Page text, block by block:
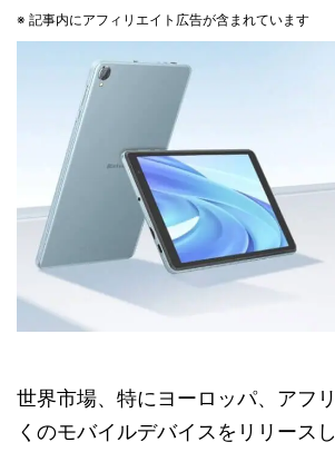
※ 記事内にアフィリエイト広告が含まれています
世界市場、特にヨーロッパ、アフ
くのモバイルデバイスをリリース